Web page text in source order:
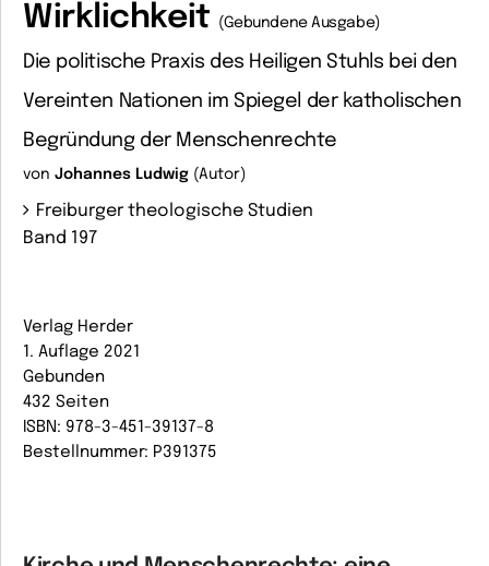
Wirklichkeit
(Gebundene Ausgabe)
Die politische Praxis des Heiligen Stuhls bei den
Vereinten Nationen im Spiegel der katholischen
Begründung der Menschenrechte
von Johannes Ludwig (Autor)
Freiburger theologische Studien
Band 197
Verlag Herder
1. Auflage 2021
Gebunden
432 Seiten
ISBN: 978-3-451-39137-8
Bestellnummer: P391375